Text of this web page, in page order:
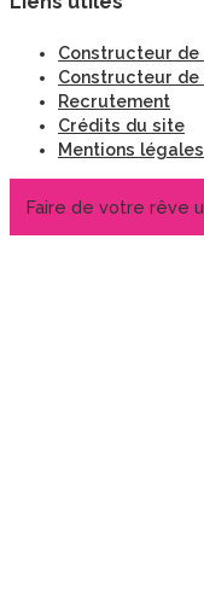
Constructeur de
Constructeur de
Recrutement
Crédits du site
Mentions légales
Faire de votre rêve